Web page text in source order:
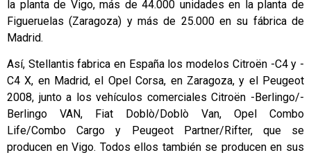
la planta de Vigo, más de 44.000 unidades en la planta de
Figueruelas (Zaragoza) y más de 25.000 en su fábrica de
Madrid.
Así, Stellantis fabrica en España los modelos Citroën -C4 y -
C4 X, en Madrid, el Opel Corsa, en Zaragoza, y el Peugeot
2008, junto a los vehículos comerciales Citroën -Berlingo/-
Berlingo VAN, Fiat Doblò/Doblò Van, Opel Combo
Life/Combo Cargo y Peugeot Partner/Rifter, que se
producen en Vigo. Todos ellos también se producen en sus